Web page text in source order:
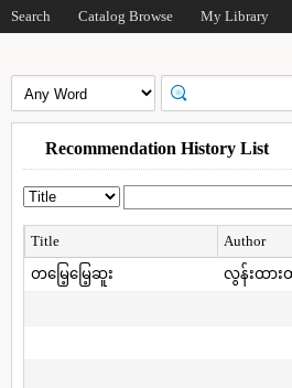
Search Catalog Browse My Library
Recommendation History List
Title Author
တမြေ့မြေ့ဆူး
လွန်းထား